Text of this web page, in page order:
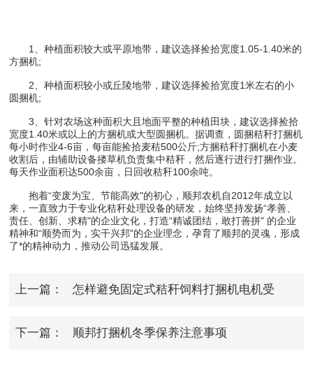
1、种植面积较大或平原地带，建议选择捡拾宽度1.05-1.40米的
方捆机;
2、种植面积较小或丘陵地带，建议选择捡拾宽度1米左右的小
圆捆机;
3、针对农场这种面积大且地面平整的种植田块，建议选择捡拾
宽度1.40米或以上的方捆机或大型圆捆机。据调查，圆捆秸秆打捆机
每小时作业4-6亩，每亩能捡拾麦秸500公斤;方捆秸秆打捆机在小麦
收割后，由辅助设备搂草机负责集中秸秆，然后逐行进行打捆作业。
每天作业面积达500余亩，日回收秸秆100余吨。
抱着“变废为宝、节能高效"的初心，顺邦农机自2012年成立以
来，一直致力于专业化秸秆处理设备的研发，始终坚持发扬“孝善、
责任、创新、求精"的企业文化，打造“精诚团结，敢打善拼" 的企业
精神和“顺势而为，实干兴邦"的企业理念，孕育了顺邦的灵魂，形成
了*的精神动力，推动公司迅猛发展。
上一篇： 怎样避免固定式秸秆饲料打捆机电机受
下一篇： 顺邦打捆机冬季保养注意事项